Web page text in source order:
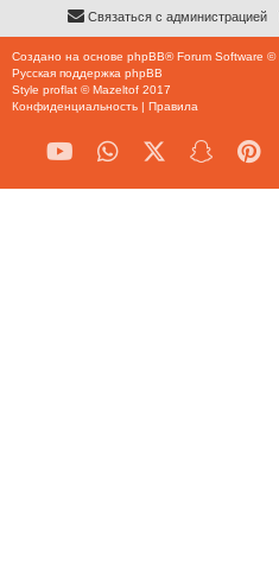
Связаться с администрацией
Создано на основе phpBB® Forum Software ©
Русская поддержка phpBB
Style proflat ©Mazeltof 2017
Конфиденциальность | Правила